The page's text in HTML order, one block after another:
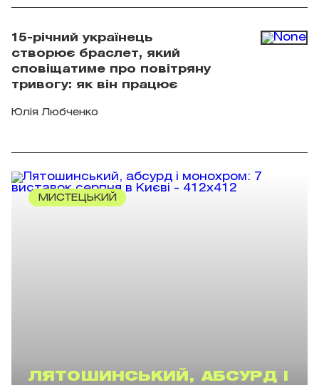
15-річний українець
створює браслет, який
сповіщатиме про повітряну
тривогу: як він працює
Юлія Любченко
МИСТЕЦЬКИЙ
ЛЯТОШИНСЬКИЙ, АБСУРД І